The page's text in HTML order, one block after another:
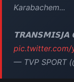
Karabachem...
𝗧𝗥𝗔𝗡𝗦𝗠𝗜𝗦𝗝𝗔
pic.twitter.com/
— TVP SPORT